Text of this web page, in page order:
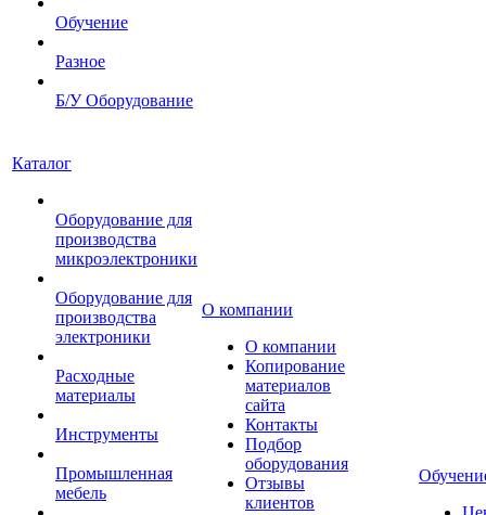
Обучение
Разное
Б/У Оборудование
Каталог
Оборудование для
производства
микроэлектроники
Оборудование для
производства
электроники
Расходные
материалы
Инструменты
Промышленная
мебель
О компании
О компании
Копирование
материалов
сайта
Контакты
Подбор
оборудования
Отзывы
клиентов